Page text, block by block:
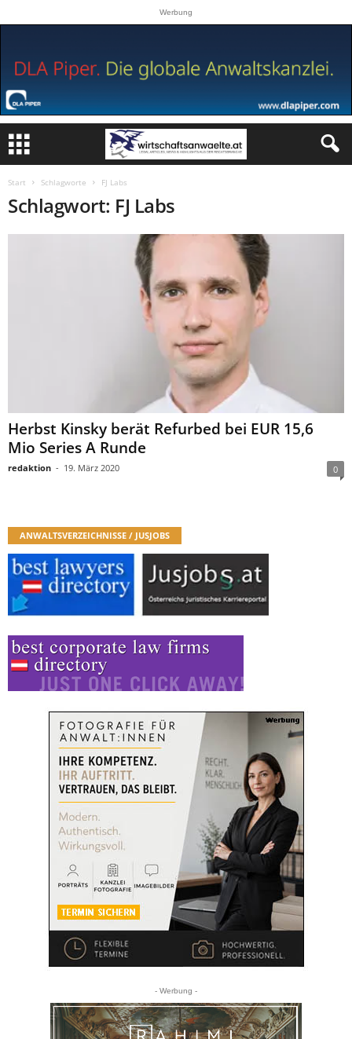
Werbung
Start Schlagworte FJ Labs
Schlagwort: FJ Labs
Herbst Kinsky berät Refurbed bei EUR 15,6
Mio Series A Runde
redaktion - 19. März 2020 0
ANWALTSVERZEICHNISSE / JUSJOBS
- Werbung -